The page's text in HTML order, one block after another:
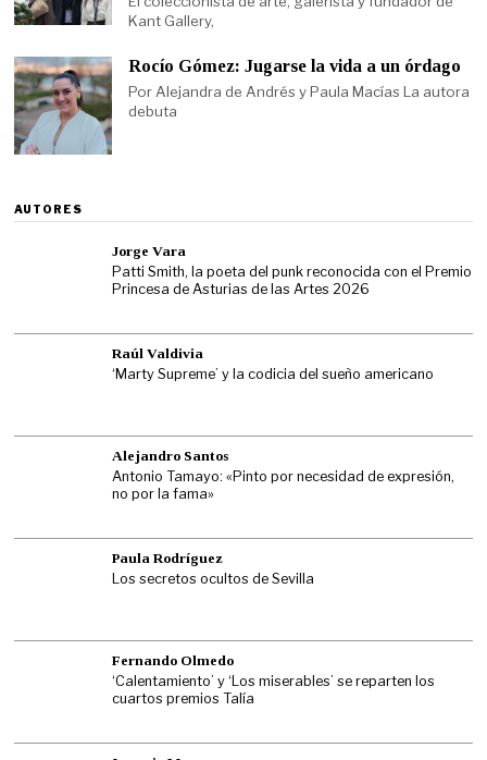
Kant Gallery,
Rocío Gómez: Jugarse la vida a un órdago
Por Alejandra de Andrés y Paula Macías La autora
debuta
AUTORES
Jorge Vara
Patti Smith, la poeta del punk reconocida con el Premio
Princesa de Asturias de las Artes 2026
Raúl Valdivia
‘Marty Supreme’ y la codicia del sueño americano
Alejandro Santos
Antonio Tamayo: «Pinto por necesidad de expresión,
no por la fama»
Paula Rodríguez
Los secretos ocultos de Sevilla
Fernando Olmedo
‘Calentamiento’ y ‘Los miserables’ se reparten los
cuartos premios Talía